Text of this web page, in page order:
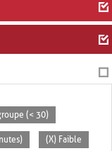
(< 30)
(X) Faible